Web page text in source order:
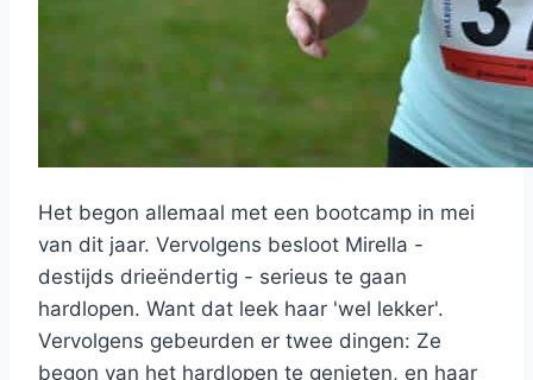
Het begon allemaal met een bootcamp in mei
van dit jaar. Vervolgens besloot Mirella -
destijds drieëndertig - serieus te gaan
hardlopen. Want dat leek haar 'wel lekker'.
Vervolgens gebeurden er twee dingen: Ze
begon van het hardlopen te genieten, en haar